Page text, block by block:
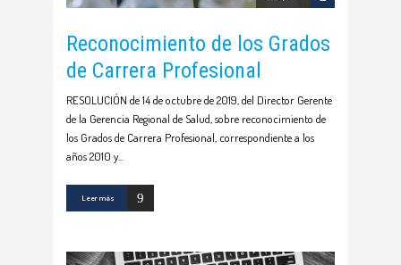
Reconocimiento de los Grados
de Carrera Profesional
RESOLUCIÓN de 14 de octubre de 2019, del Director Gerente
de la Gerencia Regional de Salud, sobre reconocimiento de
los Grados de Carrera Profesional, correspondiente a los
años 2010 y
Leer más